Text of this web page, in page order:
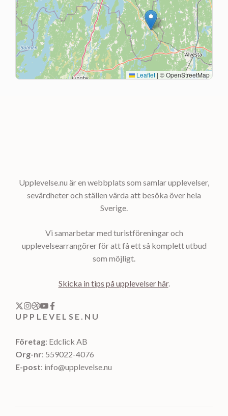
Leaflet | © OpenStreetMap
Upplevelse.nu är en webbplats som samlar upplevelser,
sevärdheter och ställen värda att besöka över hela
Sverige.
Vi samarbetar med turistföreningar och
upplevelsearrangörer för att få ett så komplett utbud
som möjligt.
Skicka in tips på upplevelser här.
UPPLEVELSE.NU
Företag: Edclick AB
Org-nr: 559022-4076
E-post: info@upplevelse.nu